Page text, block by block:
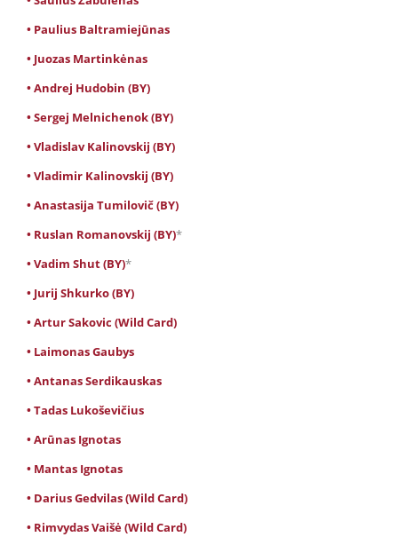
• Paulius Baltramiejūnas
• Juozas Martinkėnas
• Andrej Hudobin (BY)
• Sergej Melnichenok (BY)
• Vladislav Kalinovskij (BY)
• Vladimir Kalinovskij (BY)
• Anastasija Tumilovič (BY)
• Ruslan Romanovskij (BY)*
• Vadim Shut (BY)*
• Jurij Shkurko (BY)
• Artur Sakovic (Wild Card)
• Laimonas Gaubys
• Antanas Serdikauskas
• Tadas Lukoševičius
• Arūnas Ignotas
• Mantas Ignotas
• Darius Gedvilas (Wild Card)
• Rimvydas Vaišė (Wild Card)